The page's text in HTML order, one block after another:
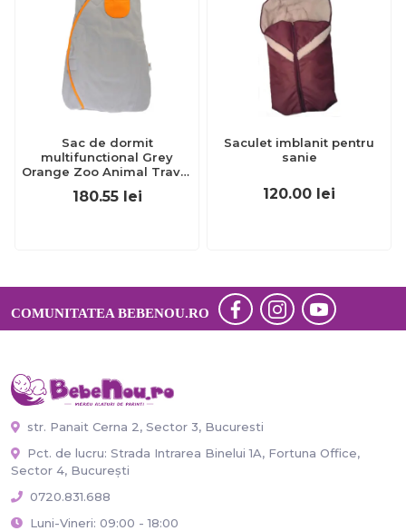
Sac de dormit
multifunctional Grey
Orange Zoo Animal Travel
0-3 luni 2.5 Tog
BBXUK1080-25
180.55 lei
Saculet imblanit pentru
sanie
120.00 lei
COMUNITATEA BEBENOU.RO
str. Panait Cerna 2, Sector 3, Bucuresti
Pct. de lucru: Strada Intrarea Binelui 1A, Fortuna Office,
Sector 4, București
0720.831.688
Luni-Vineri: 09:00 - 18:00